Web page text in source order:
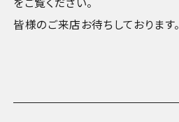
皆様のご来店お待ちしております。